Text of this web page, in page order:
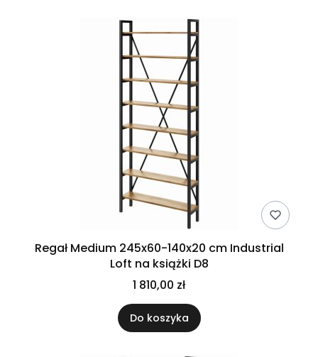
Regał Medium 245x60-140x20 cm Industrial
Loft na książki D8
1 810,00 zł
Do koszyka